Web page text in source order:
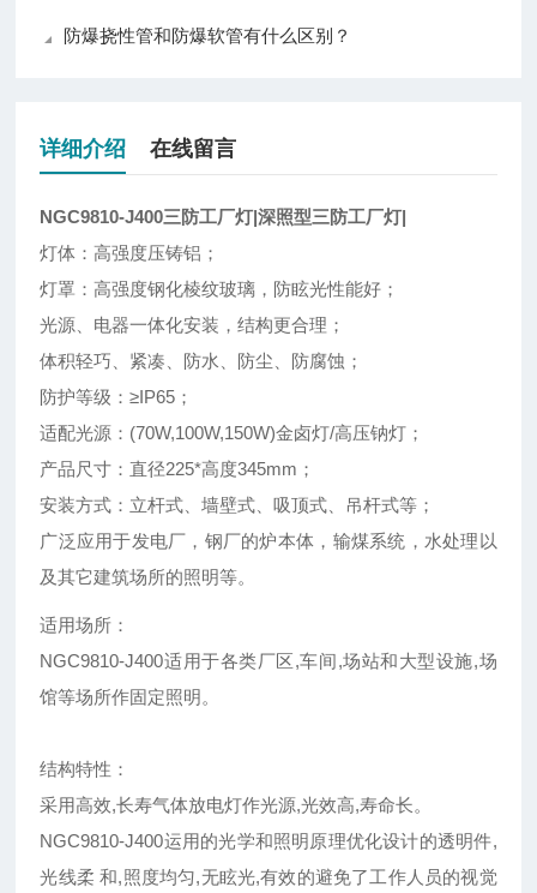
防爆挠性管和防爆软管有什么区别？
详细介绍 在线留言
NGC9810-J400三防工厂灯|深照型三防工厂灯|
灯体：高强度压铸铝；
灯罩：高强度钢化棱纹玻璃，防眩光性能好；
光源、电器一体化安装，结构更合理；
体积轻巧、紧凑、防水、防尘、防腐蚀；
防护等级：≥IP65；
适配光源：(70W,100W,150W)金卤灯/高压钠灯；
产品尺寸：直径225*高度345mm；
安装方式：立杆式、墙壁式、吸顶式、吊杆式等；
广泛应用于发电厂，钢厂的炉本体，输煤系统，水处理以
及其它建筑场所的照明等。
适用场所：
NGC9810-J400适用于各类厂区,车间,场站和大型设施,场
馆等场所作固定照明。
结构特性：
采用高效,长寿气体放电灯作光源,光效高,寿命长。
NGC9810-J400运用的光学和照明原理优化设计的透明件,
光线柔 和,照度均匀,无眩光,有效的避免了工作人员的视觉